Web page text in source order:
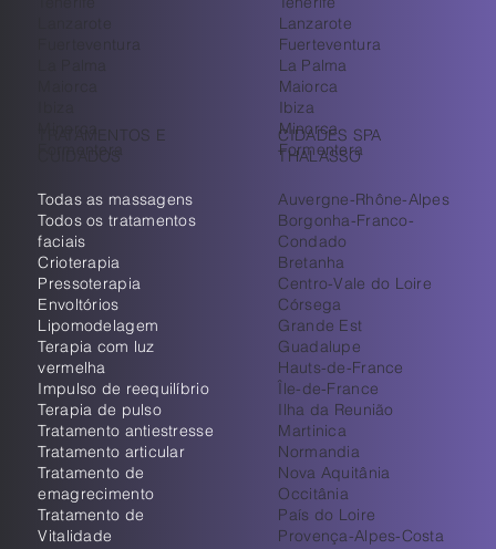
Fuerteventura
Formentera
Lanzarote
Fuerteventura
La Palma
Maiorca
Ibiza
Minorca
Formentera
TRATAMENTOS E
CUIDADOS
Todas as massagens
Todos os tratamentos
faciais
Crioterapia
Pressoterapia
Envoltórios
Lipomodelagem
Terapia com luz
vermelha
Impulso de reequilíbrio
Terapia de pulso
Tratamento antiestresse
Tratamento articular
Tratamento de
emagrecimento
Tratamento de
Vitalidade
CIDADES SPA
THALASSO
Auvergne-Rhône-Alpes
Borgonha-Franco-
Condado
Bretanha
Centro-Vale do Loire
Córsega
Grande Est
Guadalupe
Hauts-de-France
Île-de-France
Ilha da Reunião
Martinica
Normandia
Nova Aquitânia
Occitânia
País do Loire
Provença-Alpes-Costa